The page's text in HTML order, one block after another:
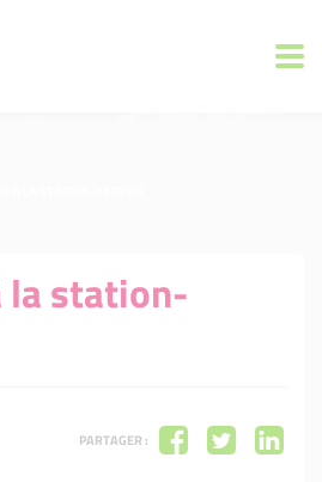
la station-
PARTAGER :